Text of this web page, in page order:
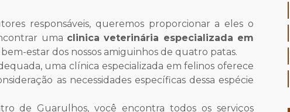
responsáveis, queremos proporcionar a eles o
uma clinica veterinária especializada em
estar dos nossos amiguinhos de quatro patas.
uma clínica especializada em felinos oferece
as necessidades específicas dessa espécie
de Guarulhos, você encontra todos os serviços